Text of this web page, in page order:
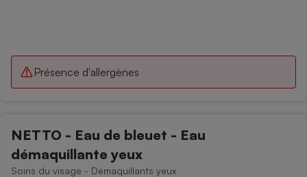
Présence d'allergènes
NETTO - Eau de bleuet - Eau
démaquillante yeux
Soins du visage - Démaquillants yeux